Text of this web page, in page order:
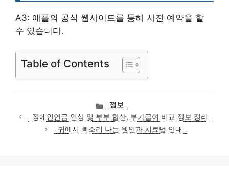
A3: 애플의 공식 웹사이트를 통해 사전 예약을 할
수 있습니다.
Table of Contents
카
테
고
리
정보
장애인연금 인상 및 부부 합산, 부가급여 비교 정보 정리
귀에서 삐소리 나는 원인과 치료법 안내